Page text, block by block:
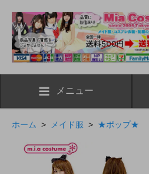
メニュー
ホーム > メイド服 > ★ポップ★